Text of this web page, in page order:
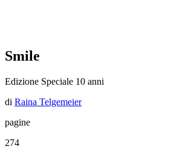
Smile
Edizione Speciale 10 anni
di Raina Telgemeier
pagine
274